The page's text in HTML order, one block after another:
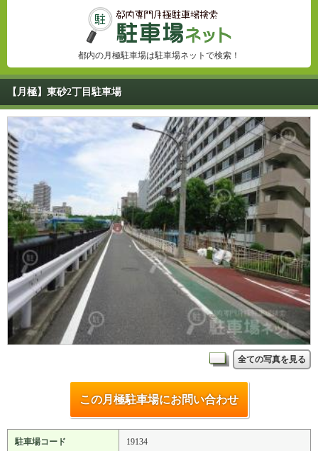
都内の月極駐車場は駐車場ネットで検索！
【月極】東砂2丁目駐車場
全ての写真を見る
この月極駐車場にお問い合わせ
駐車場コード 19134